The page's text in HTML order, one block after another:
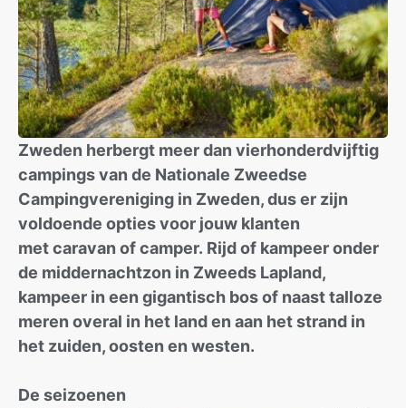
Zweden herbergt meer dan vierhonderdvijftig
campings van de Nationale Zweedse
Campingvereniging in Zweden, dus er zijn
voldoende opties voor jouw klanten
met caravan of camper. Rijd of kampeer onder
de middernachtzon in Zweeds Lapland,
kampeer in een gigantisch bos of naast talloze
meren overal in het land en aan het strand in
het zuiden, oosten en westen.
De seizoenen